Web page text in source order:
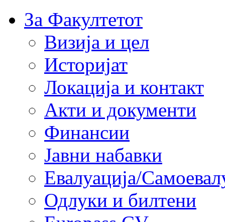
За Факултетот
Визија и цел
Историјат
Локација и контакт
Акти и документи
Финансии
Јавни набавки
Евалуација/
Одлуки и билтени